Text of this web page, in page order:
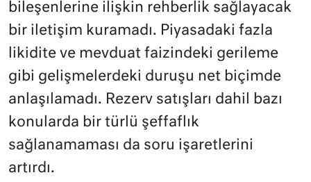
bileşenlerine ilişkin rehberlik sağlayacak
bir iletişim kuramadı. Piyasadaki fazla
likidite ve mevduat faizindeki gerileme
gibi gelişmelerdeki duruşu net biçimde
anlaşılamadı. Rezerv satışları dahil bazı
konularda bir türlü şeffaflık
sağlanamaması da soru işaretlerini
artırdı.